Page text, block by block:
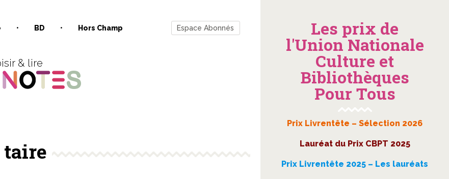
BD Hors Champ Espace Abonnés
& lire
taire
Les prix de
l'Union Nationale
Culture et
Bibliothèques
Pour Tous
Prix Livrentête – Sélection 2026
Lauréat du Prix CBPT 2025
Prix Livrentête 2025 – Les lauréats